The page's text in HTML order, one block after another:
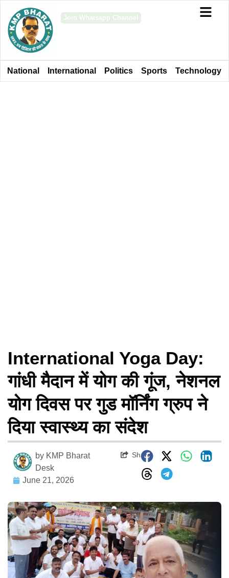
Join Whatsapp Channel
National International Politics Sports Technology
International Yoga Day:
गांधी मैदान में योग की गूंज, नेशनल
योग दिवस पर गुड मॉर्निंग ग्रुप ने
दिया स्वास्थ्य का संदेश
by KMP Bharat
Desk
June 21, 2026
Share